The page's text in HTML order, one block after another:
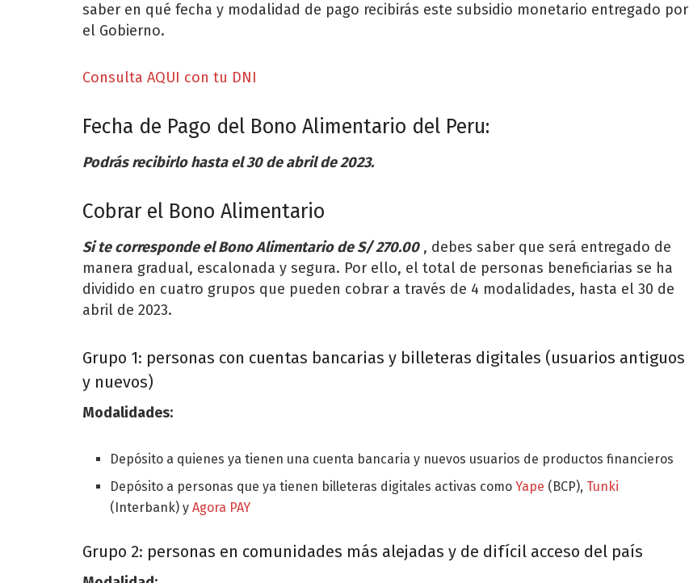
saber en qué fecha y modalidad de pago recibirás este subsidio monetario entregado por
el Gobierno.
Consulta AQUI con tu DNI
Fecha de Pago del Bono Alimentario del Peru:
Podrás recibirlo hasta el 30 de abril de 2023.
Cobrar el Bono Alimentario
Si te corresponde el Bono Alimentario deS/ 270.00 , debes saber que será entregado de
manera gradual, escalonada y segura. Por ello, el total de personas beneficiarias se ha
dividido en cuatro grupos que pueden cobrar a través de 4 modalidades, hasta el 30 de
abril de 2023.
Grupo 1: personas con cuentas bancarias y billeteras digitales (usuarios antiguos
y nuevos)
Modalidades:
Depósito a quienes ya tienen una cuenta bancaria y nuevos usuarios de productos financieros
Depósito a personas que ya tienen billeteras digitales activas comoYape (BCP), Tunki
(Interbank) yAgora PAY
Grupo 2: personas en comunidades más alejadas y de difícil acceso del país